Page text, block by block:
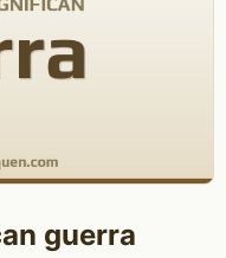
guerra